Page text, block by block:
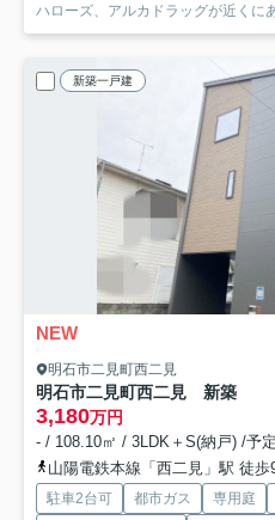
ハローズ、アルカドラッグが近くに
新築一戸建
NEW
明石市二見町西二見
明石市二見町西二見 新築
3,180万円
- / 108.10㎡ / 3LDK＋S(納戸) /予定
山陽電鉄本線「西二見」駅 徒歩
駐車2台可 都市ガス 専用庭